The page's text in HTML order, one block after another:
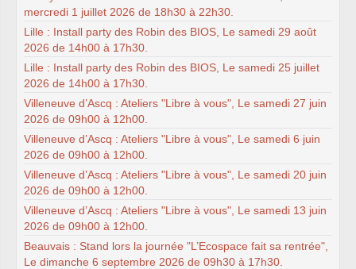
mercredi 1 juillet 2026 de 18h30 à 22h30.
Lille : Install party des Robin des BIOS, Le samedi 29 août
2026 de 14h00 à 17h30.
Lille : Install party des Robin des BIOS, Le samedi 25 juillet
2026 de 14h00 à 17h30.
Villeneuve d’Ascq : Ateliers "Libre à vous", Le samedi 27 juin
2026 de 09h00 à 12h00.
Villeneuve d’Ascq : Ateliers "Libre à vous", Le samedi 6 juin
2026 de 09h00 à 12h00.
Villeneuve d’Ascq : Ateliers "Libre à vous", Le samedi 20 juin
2026 de 09h00 à 12h00.
Villeneuve d’Ascq : Ateliers "Libre à vous", Le samedi 13 juin
2026 de 09h00 à 12h00.
Beauvais : Stand lors la journée "L’Ecospace fait sa rentrée",
Le dimanche 6 septembre 2026 de 09h30 à 17h30.